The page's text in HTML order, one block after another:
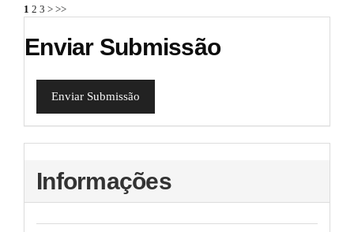
1 2 3 > >>
Enviar Submissão
Enviar Submissão
Informações